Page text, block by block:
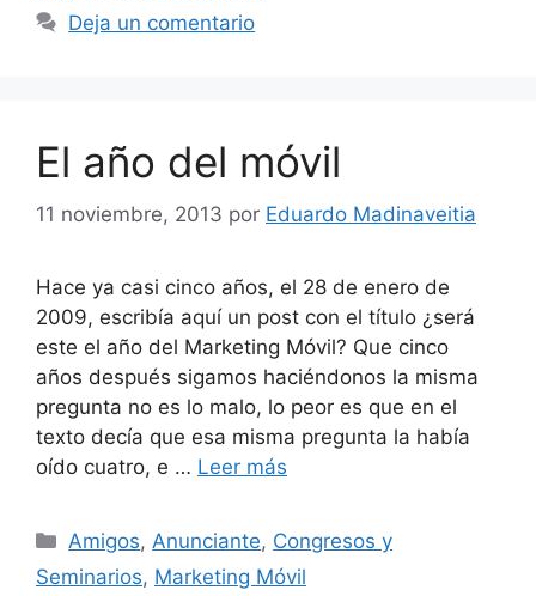
Deja un comentario
El año del móvil
11 noviembre, 2013 por Eduardo Madinaveitia
Hace ya casi cinco años, el 28 de enero de
2009, escribía aquí un post con el título ¿será
este el año del Marketing Móvil? Que cinco
años después sigamos haciéndonos la misma
pregunta no es lo malo, lo peor es que en el
texto decía que esa misma pregunta la había
oído cuatro, e … Leer más
Categorías
Amigos,Anunciante, Congresos y
Seminarios, Marketing Móvil